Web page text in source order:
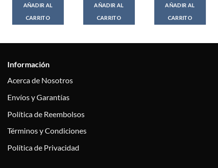
AÑADIR AL
CARRITO
AÑADIR AL
CARRITO
AÑADIR AL
CARRITO
Información
Acerca de Nosotros
Envíos y Garantías
Política de Reembolsos
Términos y Condiciones
Política de Privacidad